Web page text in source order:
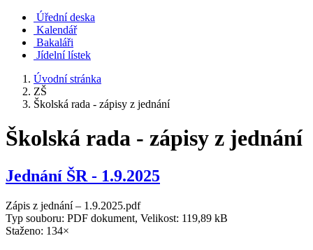
Úřední deska
Kalendář
Bakaláři
Jídelní lístek
Úvodní stránka
ZŠ
Školská rada - zápisy z jednání
Školská rada - zápisy z jednání
Jednání ŠR - 1.9.2025
Zápis z jednání – 1.9.2025.pdf
Typ souboru: PDF dokument, Velikost: 119,89 kB
Staženo: 134×